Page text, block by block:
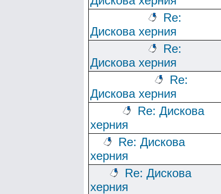
Re:
Дискова херния
Re:
Дискова херния
Re:
Дискова херния
Re: Дискова
херния
Re: Дискова
херния
Re: Дискова
херния